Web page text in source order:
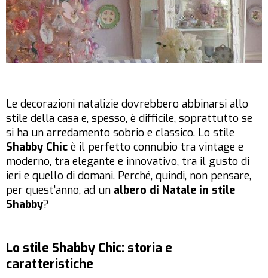
Le decorazioni natalizie dovrebbero abbinarsi allo
stile della casa e, spesso, è difficile, soprattutto se
si ha un arredamento sobrio e classico. Lo stile
Shabby Chic è il perfetto connubio tra vintage e
moderno, tra elegante e innovativo, tra il gusto di
ieri e quello di domani. Perché, quindi, non pensare,
per quest’anno, ad un albero di Natale in stile
Shabby?
Lo stile Shabby Chic: storia e
caratteristiche